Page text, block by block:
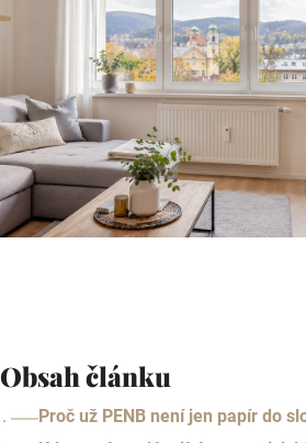
Obsah článku
Proč už PENB není jen papír do